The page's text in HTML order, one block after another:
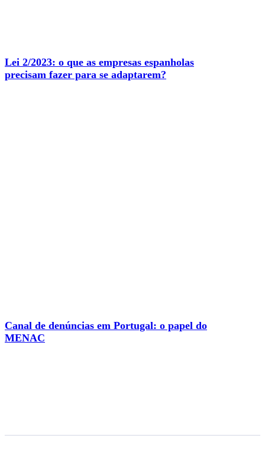
Lei 2/2023: o que as empresas espanholas
precisam fazer para se adaptarem?
Canal de denúncias em Portugal: o papel do
MENAC